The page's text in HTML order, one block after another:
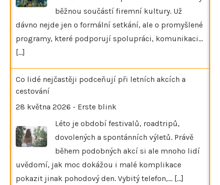
běžnou součástí firemní kultury. Už
dávno nejde jen o formální setkání, ale o promyšlené
programy, které podporují spolupráci, komunikaci…
[...]
Co lidé nejčastěji podceňují při letních akcích a
cestování
28 května 2026 - Erste blink
Léto je období festivalů, roadtripů,
dovolených a spontánních výletů. Právě
během podobných akcí si ale mnoho lidí
uvědomí, jak moc dokážou i malé komplikace
pokazit jinak pohodový den. Vybitý telefon,… [...]